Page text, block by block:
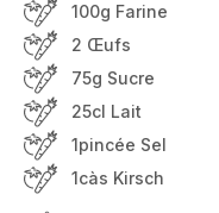
100g Farine
2 Œufs
75g Sucre
25cl Lait
1pincée Sel
1càs Kirsch